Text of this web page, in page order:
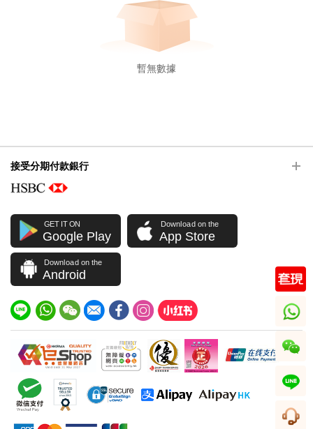
暫無數據
接受分期付款銀行
GET IT ON
Google Play
Download on the
App Store
Download on the
Android
whatsapp